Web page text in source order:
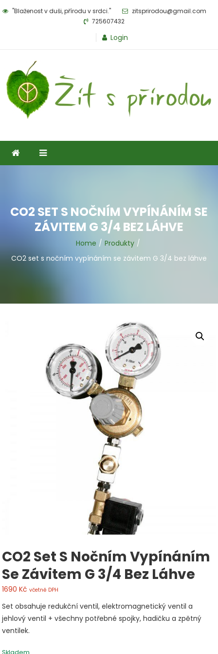
Skip
"Blaženost v duši, přírodu v srdci."
zitsprirodou@gmail.com
725607432
Login
CO2 SET S NOČNÍM VYPÍNÁNÍM SE
ZÁVITEM G 3/4 BEZ LÁHVE
Home
Produkty
CO2 set s nočním vypínáním se závitem G 3/4 bez láhve
CO2 Set S Nočním Vypínáním
Se Závitem G 3/4 Bez Láhve
1690Kč včetně DPH
Set obsahuje redukční ventil, elektromagnetický ventil a
jehlový ventil + všechny potřebné spojky, hadičku a zpětný
ventilek.